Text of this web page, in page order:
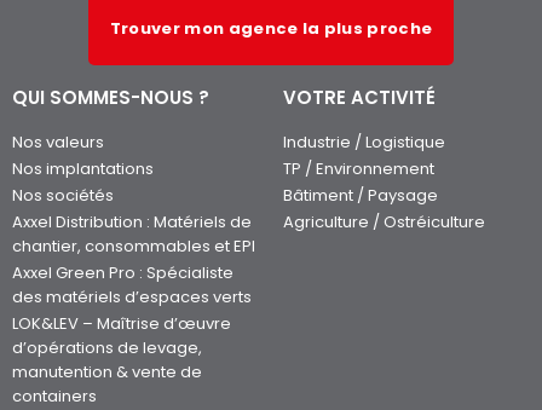
Trouver mon agence la plus proche
QUI SOMMES-NOUS ?
Nos valeurs
Nos implantations
Nos sociétés
Axxel Distribution : Matériels de
chantier, consommables et EPI
Axxel Green Pro : Spécialiste
des matériels d’espaces verts
LOK&LEV – Maîtrise d’œuvre
d’opérations de levage,
manutention & vente de
containers
VOTRE ACTIVITÉ
Industrie / Logistique
TP / Environnement
Bâtiment / Paysage
Agriculture / Ostréiculture